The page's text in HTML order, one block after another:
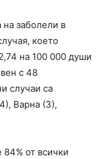
на заболели в
което
на 100 000 души
с 48
случаи са
Варна (3),
от всички